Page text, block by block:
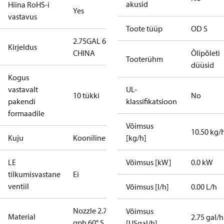
Hiina RoHS-i
vastavus
Yes
Kirjeldus
2.75GAL 60S
CHINA
Kogus
vastavalt
pakendi
formaadile
10 tükki
Kuju Kooniline
LE
tilkumisvastane
ventiil
Ei
Material
Nozzle 2.75
akusid
Toote tüüp OD S
Tooterühm
Õlipõleti
düüsid
UL-
klassifikatsioon
No
Võimsus
[kg/h]
10.50 kg/
Võimsus [kW] 0.0 kW
Võimsus [l/h] 0.00 L/h
Võimsus
2.75 gal/h